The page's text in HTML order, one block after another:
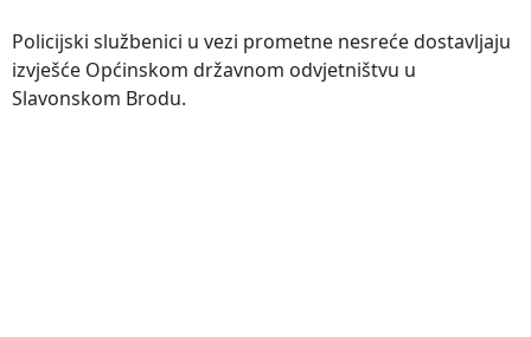
Policijski službenici u vezi prometne nesreće dostavljaju
izvješće Općinskom državnom odvjetništvu u
Slavonskom Brodu.